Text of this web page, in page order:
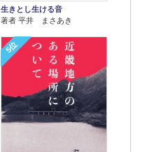
生きとし生ける音
著者 平井 まさあき
5位